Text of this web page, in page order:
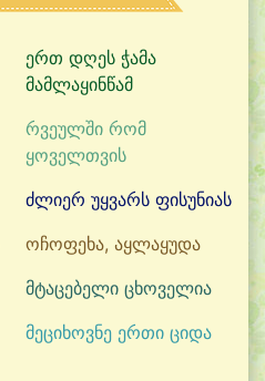
ერთ დღეს ჭამა
მამლაყინწამ
რვეულში რომ
ყოველთვის
ძლიერ უყვარს ფისუნიას
ოჩოფეხა, აყლაყუდა
მტაცებელი ცხოველია
მეციხოვნე ერთი ციდა